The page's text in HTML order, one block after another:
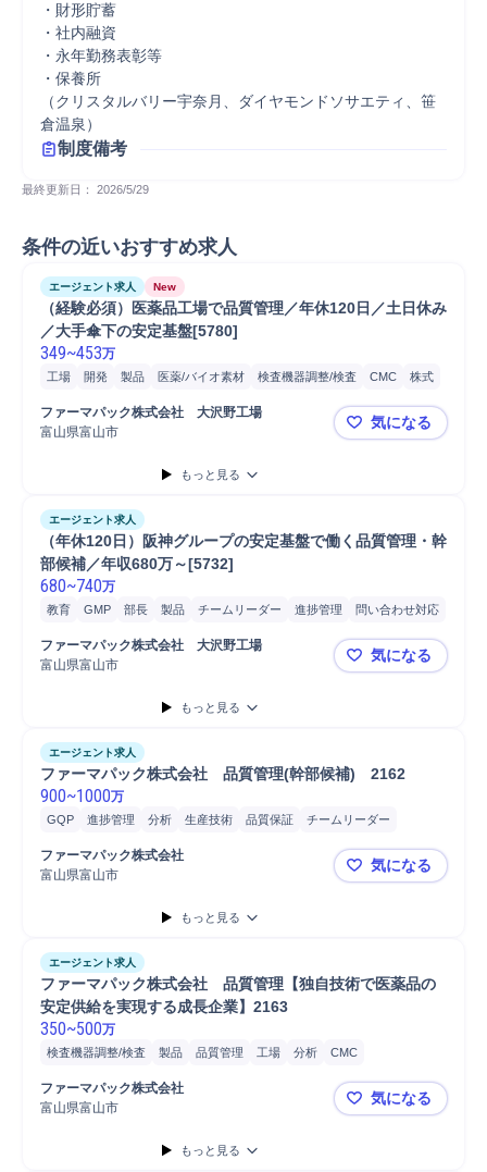
・財形貯蓄
・社内融資
・永年勤務表彰等
・保養所
（クリスタルバリー宇奈月、ダイヤモンドソサエティ、笹
倉温泉）
制度備考
最終更新日： 2026/5/29
条件の近いおすすめ求人
エージェント求人 New
（経験必須）医薬品工場で品質管理／年休120日／土日休み
／大手傘下の安定基盤[5780]
349~453万
工場 開発 製品 医薬/バイオ素材 検査機器調整/検査 CMC
株式
開発薬事 プロセス設計
医薬部外品
ファーマパック株式会社　大沢野工場
富山県富山市
（経験必須
気になる
もっと見る
エージェント求人
（年休120日）阪神グループの安定基盤で働く品質管理・幹
部候補／年収680万～[5732]
680~740万
教育 GMP 部長 製品 チームリーダー 進捗管理
問い合わせ対応
マネジメント 幹部 品質保証
ファーマパック株式会社　大沢野工場
富山県富山市
（年休120
気になる
もっと見る
エージェント求人
ファーマパック株式会社　品質管理(幹部候補)　2162
900~1000万
GQP 進捗管理 分析 生産技術 品質保証
チームリーダー
ファーマパック株式会社
富山県富山市
ファーマ
気になる
もっと見る
エージェント求人
ファーマパック株式会社　品質管理【独自技術で医薬品の
安定供給を実現する成長企業】2163
350~500万
検査機器調整/検査 製品 品質管理 工場 分析
CMC
研究開発
ファーマパック株式会社
富山県富山市
ファーマパ
気になる
もっと見る